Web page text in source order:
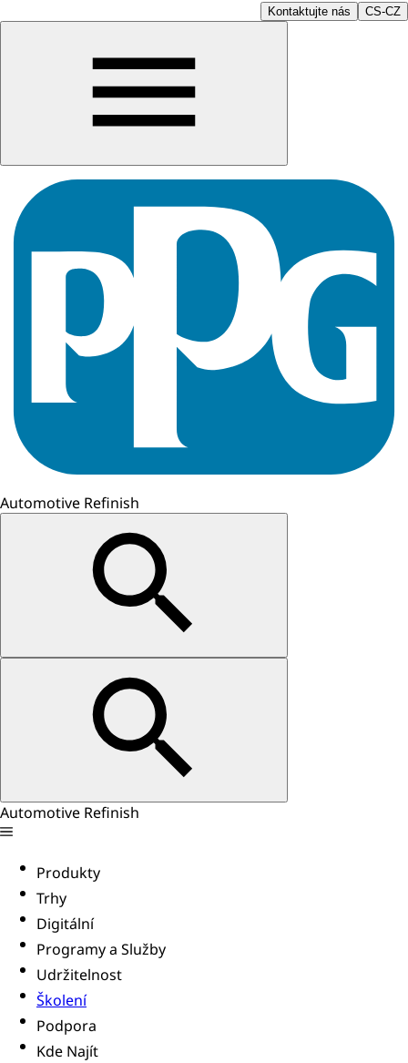
Kontaktujte nás CS-CZ
Automotive Refinish
Automotive Refinish
Produkty
Trhy
Digitální
Programy a Služby
Udržitelnost
Školení
Podpora
Kde Najít